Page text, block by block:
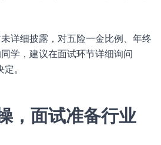
详细披露，对五险一金比例、年终
学，建议在面试环节详细询问
。
，面试准备行业